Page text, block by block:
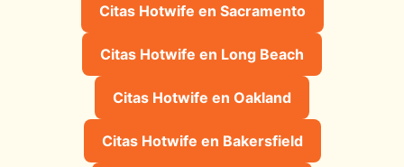
Citas Hotwife en Sacramento
Citas Hotwife en Long Beach
Citas Hotwife en Oakland
Citas Hotwife en Bakersfield